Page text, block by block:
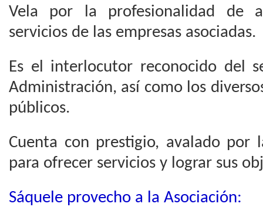
Vela por la profesionalidad de
servicios de las empresas asociadas.
Es el interlocutor reconocido del
Administración, así como los
públicos.
Cuenta con prestigio, avalado por
para ofrecer servicios y lograr sus
Sáquele provecho a la Asociación: